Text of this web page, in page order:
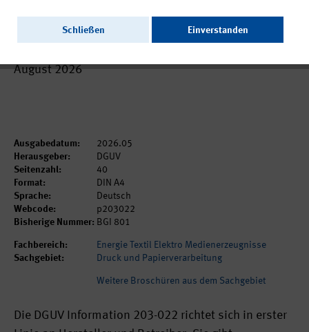
Behandlung von Siebdruckformen
August 2026
Ausgabedatum:
2026.05
Herausgeber:
DGUV
Seitenzahl:
40
Format:
DIN A4
Sprache:
Deutsch
Webcode:
p203022
Bisherige Nummer: BGI 801
Fachbereich:
Energie Textil Elektro Medienerzeugnisse
Sachgebiet:
Druck und Papierverarbeitung
Weitere Broschüren aus dem Sachgebiet
Die DGUV Information 203-022 richtet sich in erster
Schließen Einverstanden